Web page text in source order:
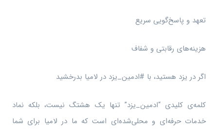
تعهد و پاسخ‌گویی سریع
هزینه‌های رقابتی و شفاف
اگر در یزد هستید، با #ادمین_یزد در لامیا بدرخشید
کلمه‌ی کلیدی “ادمین_یزد” تنها یک هشتگ نیست، بلکه نماد
خدمات حرفه‌ای و محلی‌شده‌ای است که ما در لامیا برای شما